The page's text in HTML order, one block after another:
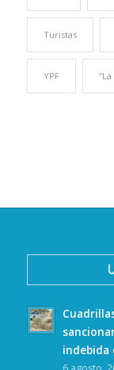
Turistas
YPF
indebida